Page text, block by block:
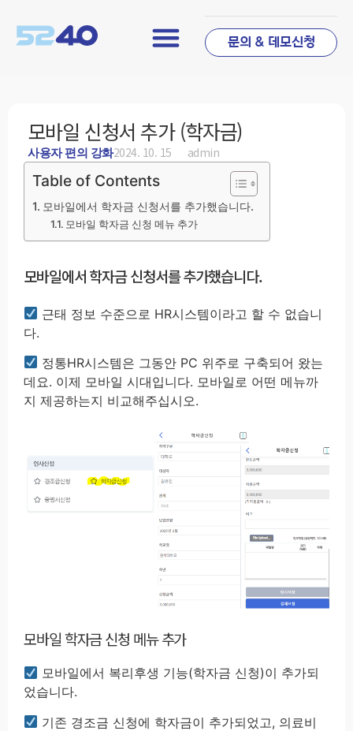
문의 & 데모신청
Table of Contents
모바일에서 학자금 신청서를 추가했습니다.
모바일 학자금 신청 메뉴 추가
모바일에서 학자금 신청서를 추가했습니다.
근태 정보 수준으로 HR시스템이라고 할 수 없습니
다.
정통HR시스템은 그동안 PC 위주로 구축되어 왔는
데요. 이제 모바일 시대입니다. 모바일로 어떤 메뉴까
지 제공하는지 비교해주십시오.
모바일 학자금 신청 메뉴 추가
모바일에서 복리후생 기능(학자금 신청)이 추가되
었습니다.
기존 경조금 신청에 학자금이 추가되었고, 의료비
모바일 신청서 추가 (학자금)
사용자 편의 강화2024. 10. 15 admin